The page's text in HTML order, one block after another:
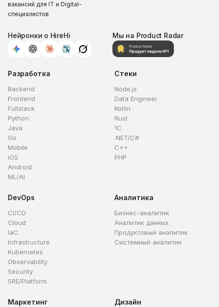
вакансий для IT и Digital-
специалистов
Нейронки о HireHi Мы на Product Radar
Разработка
Backend
Frontend
Fullstack
Python
Java
Go
Mobile
iOS
Android
ML/AI
Стеки
Node.js
Data Engineer
Kotlin
Rust
1C
.NET/C#
C++
PHP
DevOps
CI/CD
Cloud
IaC
Infrastructure
Kubernetes
Observability
Security
SRE/Platform
Аналитика
Бизнес-аналитик
Аналитик данных
Продуктовый аналитик
Системный аналитик
Маркетинг Дизайн